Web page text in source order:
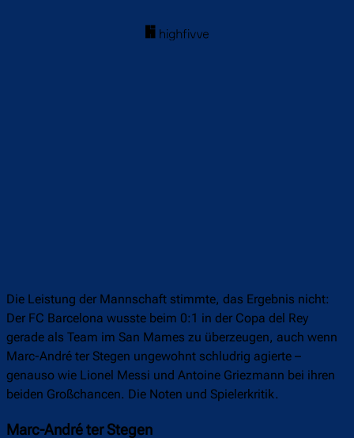
Die Leistung der Mannschaft stimmte, das Ergebnis nicht:
Der FC Barcelona wusste beim 0:1 in der Copa del Rey
gerade als Team im San Mames zu überzeugen, auch wenn
Marc-André ter Stegen ungewohnt schludrig agierte –
genauso wie Lionel Messi und Antoine Griezmann bei ihren
beiden Großchancen. Die Noten und Spielerkritik.
Marc-André ter Stegen